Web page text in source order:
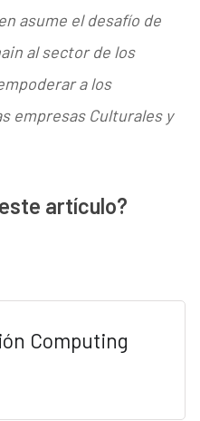
asume el desafío de
al sector de los
a los
empresas Culturales y
artículo?
Computing